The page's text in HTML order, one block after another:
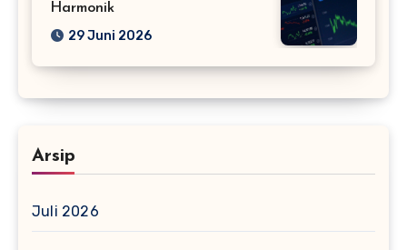
Harmonik
29 Juni 2026
Arsip
Juli 2026